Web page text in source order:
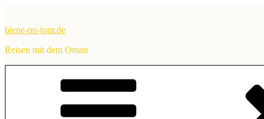
springen
biene-on-tour.de
Reisen mit dem Oman